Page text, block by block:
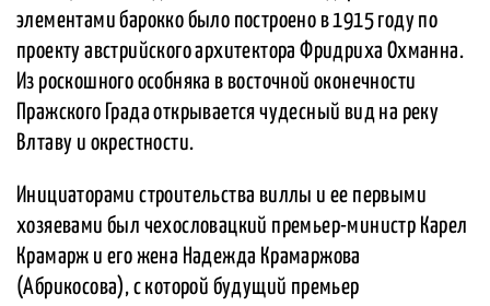
элементами барокко было построено в 1915 году по
проекту австрийского архитектора Фридриха Охманна.
Из роскошного особняка в восточной оконечности
Пражского Града открывается чудесный вид на реку
Влтаву и окрестности.
Инициаторами строительства виллы и ее первыми
хозяевами был чехословацкий премьер-министр Карел
Крамарж и его жена Надежда Крамаржова
(Абрикосова), с которой будущий премьер